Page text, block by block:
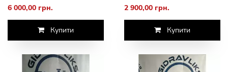
6 000,00 грн.
Купити
2 900,00 грн.
Купити